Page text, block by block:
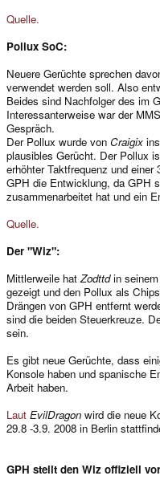
Quelle.
Pollux SoC:
Neuere Gerüchte sprechen
verwendet werden soll. Also
Beides sind Nachfolger des im
Interessanterweise war der
Gespräch.
Der Pollux wurde von Craigix
plausibles Gerücht. Der Pollux
erhöhter Taktfrequenz und
GPH die Entwicklung, da GPH
zusammenarbeitet hat und ein
Quelle.
Der "Wiz":
Mittlerweile hat Zodttdin seinem
gezeigt und den Pollux als
Drängen von GPH entfernt
sind die beiden Steuerkreuze.
sein.
Es gibt neue Gerüchte, dass
Konsole haben und spanische
Arbeit haben.
Laut EvilDragon wird die neue
29.8 -3.9. 2008 in Berlin
GPH stellt den Wiz offiziell